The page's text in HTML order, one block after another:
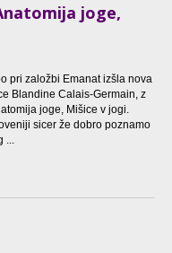
joge,
pri založbi Emanat izšla nova
Blandine Calais-Germain, z
joge, Mišice v jogi.
sicer že dobro poznamo
...